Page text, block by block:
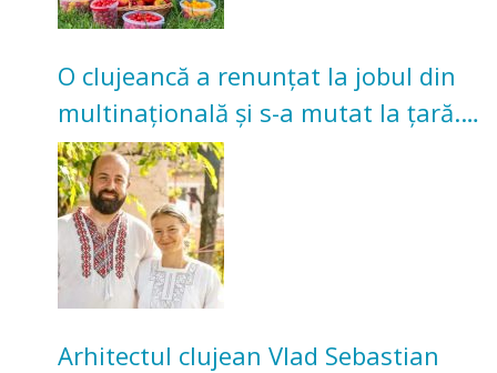
O clujeancă a renunțat la jobul din
multinațională și s-a mutat la țară.
Acum cultivă legume în grădina
bunicilor
Arhitectul clujean Vlad Sebastian